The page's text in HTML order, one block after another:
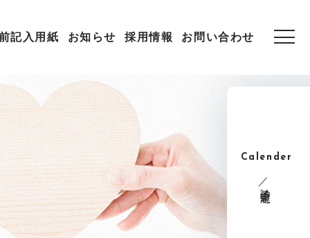
記入用紙 お知らせ 採用情報 お問い合わせ
Calender
診療予定表